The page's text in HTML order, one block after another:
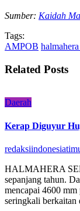
Sumber: Kaidah
Tags:
AMPOB
Related Posts
Daerah
Kerap Diguyur
HALMAHERA
sepanjang tahun.
mencapai 4600
seringkali